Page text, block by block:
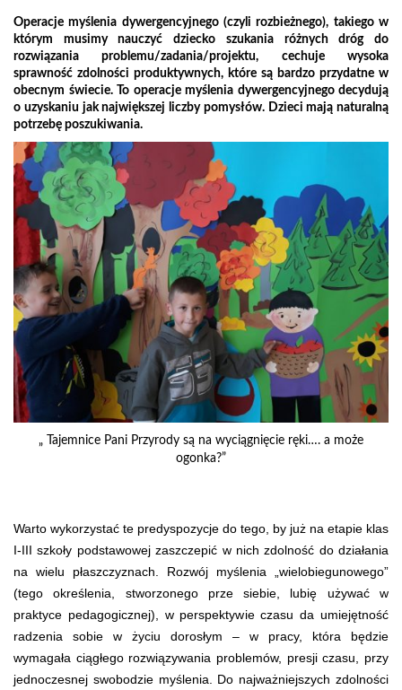
Operacje myślenia dywergencyjnego (czyli rozbieżnego), takiego w
którym musimy nauczyć dziecko szukania różnych dróg do
rozwiązania problemu/zadania/projektu, cechuje wysoka
sprawność zdolności produktywnych, które są bardzo przydatne w
obecnym świecie. To operacje myślenia dywergencyjnego decydują
o uzyskaniu jak największej liczby pomysłów. Dzieci mają naturalną
potrzebę poszukiwania.
„ Tajemnice Pani Przyrody są na wyciągnięcie ręki…. a może
ogonka?”
Warto wykorzystać te predyspozycje do tego, by już na etapie klas
I-III szkoły podstawowej zaszczepić w nich zdolność do działania
na wielu płaszczyznach. Rozwój myślenia „wielobiegunowego”
(tego określenia, stworzonego prze siebie, lubię używać w
praktyce pedagogicznej), w perspektywie czasu da umiejętność
radzenia sobie w życiu dorosłym – w pracy, która będzie
wymagała ciągłego rozwiązywania problemów, presji czasu, przy
jednoczesnej swobodzie myślenia. Do najważniejszych zdolności